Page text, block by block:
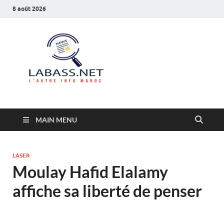
8 août 2026
MAIN MENU
LASER
Moulay Hafid Elalamy
affiche sa liberté de penser